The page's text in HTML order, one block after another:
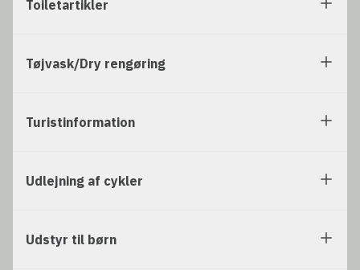
Toiletartikler
Tøjvask/Dry rengøring
Turistinformation
Udlejning af cykler
Udstyr til børn